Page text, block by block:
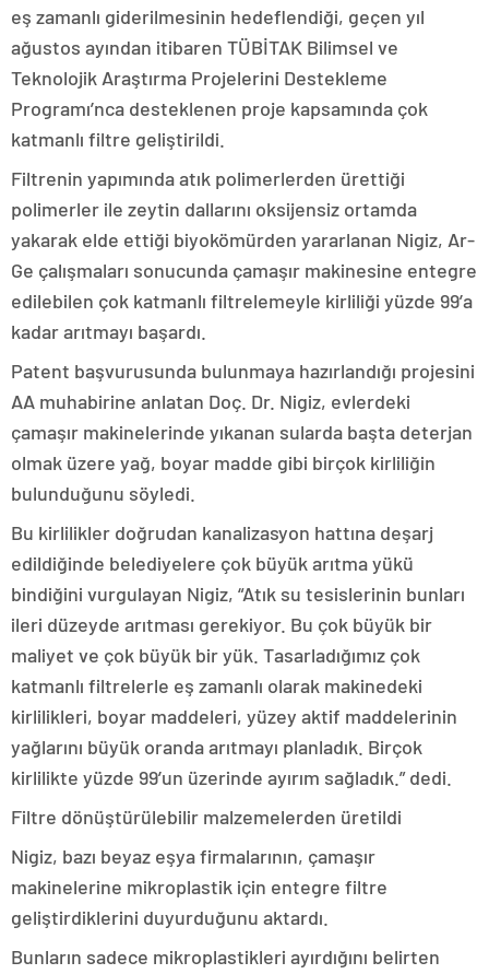
eş zamanlı giderilmesinin hedeflendiği, geçen yıl
ağustos ayından itibaren TÜBİTAK Bilimsel ve
Teknolojik Araştırma Projelerini Destekleme
Programı’nca desteklenen proje kapsamında çok
katmanlı filtre geliştirildi.
Filtrenin yapımında atık polimerlerden ürettiği
polimerler ile zeytin dallarını oksijensiz ortamda
yakarak elde ettiği biyokömürden yararlanan Nigiz, Ar-
Ge çalışmaları sonucunda çamaşır makinesine entegre
edilebilen çok katmanlı filtrelemeyle kirliliği yüzde 99’a
kadar arıtmayı başardı.
Patent başvurusunda bulunmaya hazırlandığı projesini
AA muhabirine anlatan Doç. Dr. Nigiz, evlerdeki
çamaşır makinelerinde yıkanan sularda başta deterjan
olmak üzere yağ, boyar madde gibi birçok kirliliğin
bulunduğunu söyledi.
Bu kirlilikler doğrudan kanalizasyon hattına deşarj
edildiğinde belediyelere çok büyük arıtma yükü
bindiğini vurgulayan Nigiz, “Atık su tesislerinin bunları
ileri düzeyde arıtması gerekiyor. Bu çok büyük bir
maliyet ve çok büyük bir yük. Tasarladığımız çok
katmanlı filtrelerle eş zamanlı olarak makinedeki
kirlilikleri, boyar maddeleri, yüzey aktif maddelerinin
yağlarını büyük oranda arıtmayı planladık. Birçok
kirlilikte yüzde 99’un üzerinde ayırım sağladık.” dedi.
Filtre dönüştürülebilir malzemelerden üretildi
Nigiz, bazı beyaz eşya firmalarının, çamaşır
makinelerine mikroplastik için entegre filtre
geliştirdiklerini duyurduğunu aktardı.
Bunların sadece mikroplastikleri ayırdığını belirten